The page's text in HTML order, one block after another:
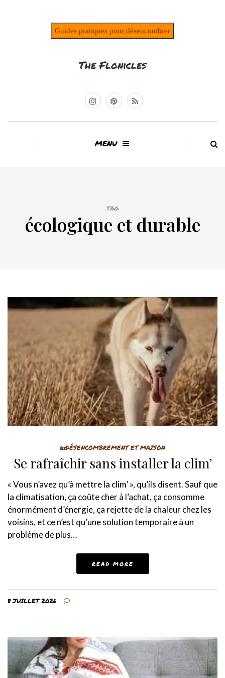
Guides pratiques pour désencombrer
The Flonicles
MENU
TAG
écologique et durable
🏡DÉSENCOMBREMENT ET MAISON
Se rafraîchir sans installer la clim’
« Vous n’avez qu’à mettre la clim’ », qu’ils disent. Sauf que
la climatisation, ça coûte cher à l’achat, ça consomme
énormément d’énergie, ça rejette de la chaleur chez les
voisins, et ce n’est qu’une solution temporaire à un
problème de plus…
READ MORE
8 JUILLET 2026